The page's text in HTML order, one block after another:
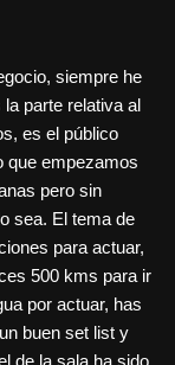
siempre he
parte relativa al
es el público
que empezamos
pero sin
sea. El tema de
para actuar,
500 kms para ir
por actuar, has
buen set list y
de la sala ha sido